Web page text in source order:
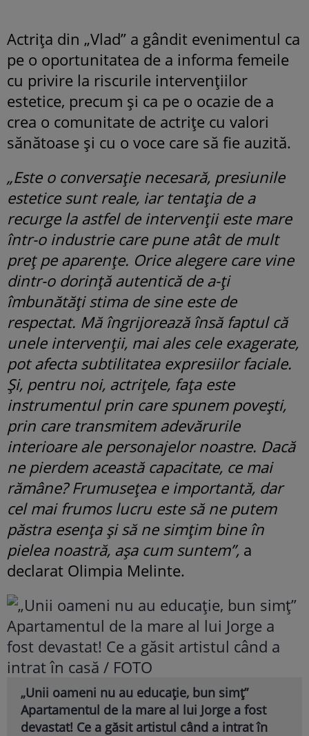
Actrița din „Vlad” a gândit evenimentul ca
pe o oportunitatea de a informa femeile
cu privire la riscurile intervențiilor
estetice, precum și ca pe o ocazie de a
crea o comunitate de actrițe cu valori
sănătoase și cu o voce care să fie auzită.
„Este o conversație necesară, presiunile
estetice sunt reale, iar tentația de a
recurge la astfel de intervenții este mare
într-o industrie care pune atât de mult
preț pe aparențe. Orice alegere care vine
dintr-o dorință autentică de a-ți
îmbunătăți stima de sine este de
respectat. Mă îngrijorează însă faptul că
unele intervenții, mai ales cele exagerate,
pot afecta subtilitatea expresiilor faciale.
Și, pentru noi, actrițele, fața este
instrumentul prin care spunem povești,
prin care transmitem adevărurile
interioare ale personajelor noastre. Dacă
ne pierdem această capacitate, ce mai
rămâne? Frumusețea e importantă, dar
cel mai frumos lucru este să ne putem
păstra esența și să ne simțim bine în
pielea noastră, așa cum suntem”, a
declarat Olimpia Melinte.
„Unii oameni nu au educație, bun simț”
Apartamentul de la mare al lui Jorge a fost
devastat! Ce a găsit artistul când a intrat în